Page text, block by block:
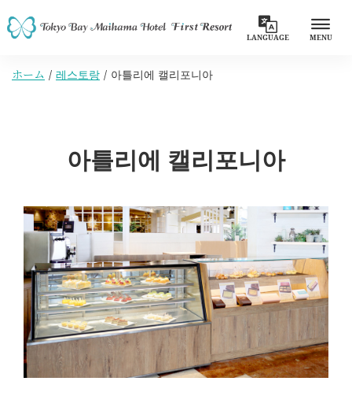
LANGUAGE MENU
ホーム 레스토랑 아틀리에 캘리포니아
아틀리에 캘리포니아